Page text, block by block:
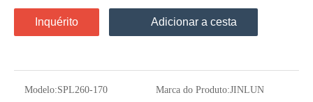
Inquérito Adicionar a cesta
Modelo:SPL260-170 Marca do Produto:JINLUN